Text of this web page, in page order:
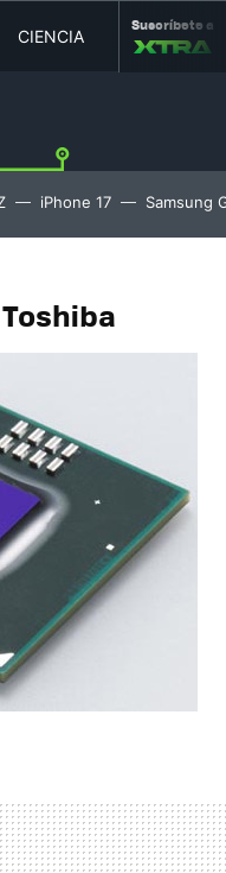
CIENCIA MOVILIDAD
Suscríbete a
iPhone 17 Samsung